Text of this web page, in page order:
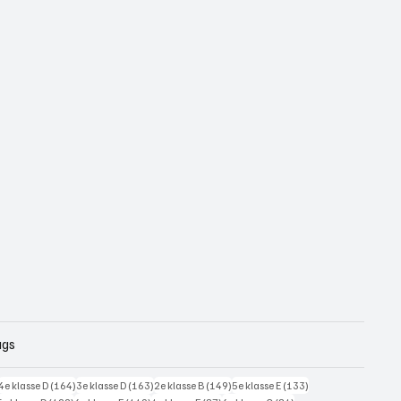
posts
klasse D (164)164 posts
3e klasse D (163)163 posts
2e klasse B (149)149 posts
5e klasse E (133)